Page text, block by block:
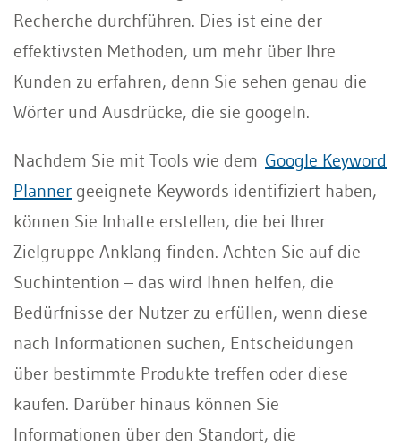
Recherche durchführen. Dies ist eine der
effektivsten Methoden, um mehr über Ihre
Kunden zu erfahren, denn Sie sehen genau die
Wörter und Ausdrücke, die sie googeln.
Nachdem Sie mit Tools wie dem Google Keyword
Planner geeignete Keywords identifiziert haben,
können Sie Inhalte erstellen, die bei Ihrer
Zielgruppe Anklang finden. Achten Sie auf die
Suchintention – das wird Ihnen helfen, die
Bedürfnisse der Nutzer zu erfüllen, wenn diese
nach Informationen suchen, Entscheidungen
über bestimmte Produkte treffen oder diese
kaufen. Darüber hinaus können Sie
Informationen über den Standort, die